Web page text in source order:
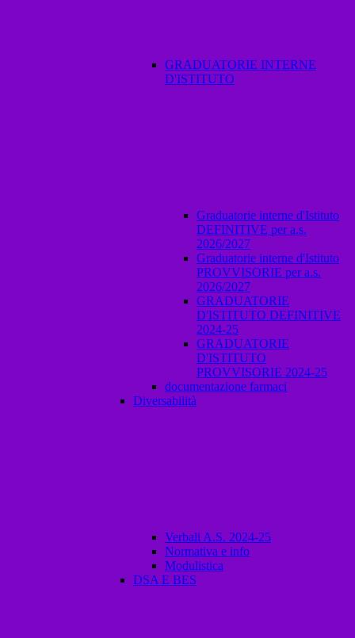
GRADUATORIE INTERNE
D'ISTITUTO
Graduatorie interne d'Istituto
DEFINITIVE per a.s.
2026/2027
Graduatorie interne d'Istituto
PROVVISORIE per a.s.
2026/2027
GRADUATORIE
D'ISTITUTO DEFINITIVE
2024-25
GRADUATORIE
D'ISTITUTO
PROVVISORIE 2024-25
documentazione farmaci
Diversabilità
Verbali A.S. 2024-25
Normativa e info
Modulistica
DSA E BES